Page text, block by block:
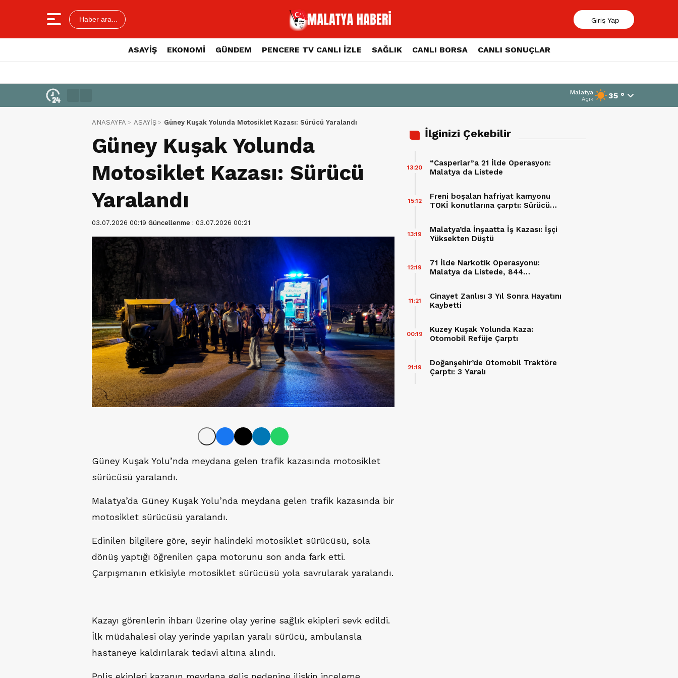
Haber ara... Giriş Yap
ASAYİŞ EKONOMİ GÜNDEM PENCERE TV CANLI İZLE SAĞLIK CANLI BORSA CANLI SONUÇLAR
Malatya
Açık 35 °
ANASAYFA ASAYİŞ Güney Kuşak Yolunda Motosiklet Kazası: Sürücü Yaralandı
Güney Kuşak Yolunda
Motosiklet Kazası: Sürücü
Yaralandı
03.07.2026 00:19 Güncellenme : 03.07.2026 00:21
Güney Kuşak Yolu’nda meydana gelen trafik kazasında motosiklet
sürücüsü yaralandı.
Malatya’da Güney Kuşak Yolu’nda meydana gelen trafik kazasında bir
motosiklet sürücüsü yaralandı.
Edinilen bilgilere göre, seyir halindeki motosiklet sürücüsü, sola
dönüş yaptığı öğrenilen çapa motorunu son anda fark etti.
Çarpışmanın etkisiyle motosiklet sürücüsü yola savrularak yaralandı.
Kazayı görenlerin ihbarı üzerine olay yerine sağlık ekipleri sevk edildi.
İlk müdahalesi olay yerinde yapılan yaralı sürücü, ambulansla
hastaneye kaldırılarak tedavi altına alındı.
İlginizi Çekebilir
“Casperlar”a 21 İlde Operasyon:
Malatya da Listede
13:20
Freni boşalan hafriyat kamyonu
TOKİ konutlarına çarptı: Sürücü
15:12
Malatya’da İnşaatta İş Kazası: İşçi
Yüksekten Düştü
13:19
71 İlde Narkotik Operasyonu:
Malatya da Listede, 844
12:19
Cinayet Zanlısı 3 Yıl Sonra Hayatını
Kaybetti
11:21
Kuzey Kuşak Yolunda Kaza:
Otomobil Refüje Çarptı
00:19
Doğanşehir’de Otomobil Traktöre
Çarptı: 3 Yaralı
21:19